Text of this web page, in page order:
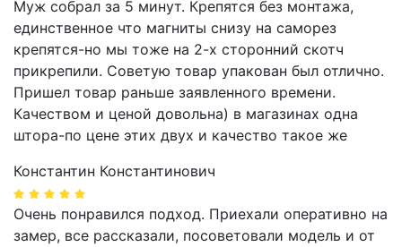
Муж собрал за 5 минут. Крепятся без монтажа,
единственное что магниты снизу на саморез
крепятся-но мы тоже на 2-х сторонний скотч
прикрепили. Советую товар упакован был отлично.
Пришел товар раньше заявленного времени.
Качеством и ценой довольна) в магазинах одна
штора-по цене этих двух и качество такое же
Константин Константинович
Очень понравился подход. Приехали оперативно на
замер, все рассказали, посоветовали модель и от